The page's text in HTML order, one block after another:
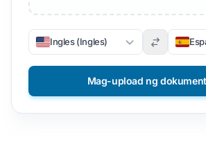
Ingles (Ingles)
Mag-upload ng